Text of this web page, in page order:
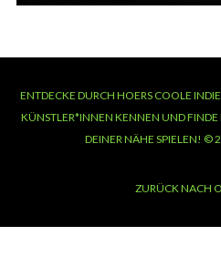
ENTDECKE DURCH HOERS COOLE
KÜNSTLER*INNEN KENNEN UND FINDE
DEINER NÄHE SPIELEN! ©
ZURÜCK NACH